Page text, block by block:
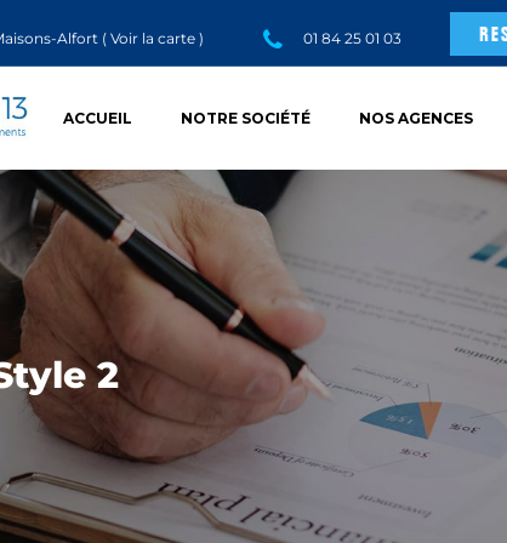
Alfort ( Voir la carte ) 01 84 25 01 03
ACCUEIL NOTRE SOCIÉTÉ NOS AGENCES
2